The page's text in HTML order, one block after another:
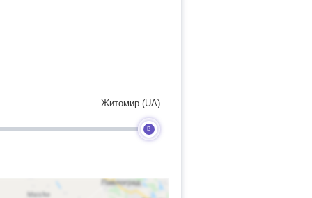
B
Житомир (UA)